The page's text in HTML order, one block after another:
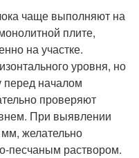
чаще выполняют на
плите,
на участке.
уровня, но
началом
проверяют
При выявлении
желательно
песчаным раствором.